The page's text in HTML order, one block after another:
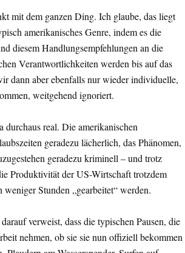
mit dem ganzen Ding. Ich glaube, das liegt
amerikanisches Genre, indem es die
diesem Handlungsempfehlungen an die
Verantwortlichkeiten werden bis auf das
dann aber ebenfalls nur wieder individuelle,
weitgehend ignoriert.
durchaus real. Die amerikanischen
geradezu lächerlich, das Phänomen,
geradezu kriminell – und trotz
Produktivität der US-Wirtschaft trotzdem
Stunden „gearbeitet“ werden.
verweist, dass die typischen Pausen, die
nehmen, ob sie sie nun offiziell bekommen